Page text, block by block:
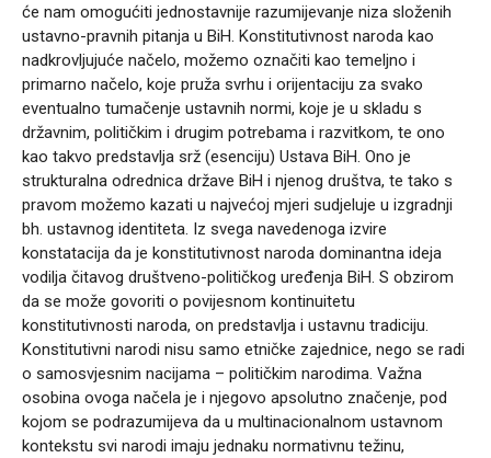
će nam omogućiti jednostavnije razumijevanje niza složenih
ustavno-pravnih pitanja u BiH. Konstitutivnost naroda kao
nadkrovljujuće načelo, možemo označiti kao temeljno i
primarno načelo, koje pruža svrhu i orijentaciju za svako
eventualno tumačenje ustavnih normi, koje je u skladu s
državnim, političkim i drugim potrebama i razvitkom, te ono
kao takvo predstavlja srž (esenciju) Ustava BiH. Ono je
strukturalna odrednica države BiH i njenog društva, te tako s
pravom možemo kazati u najvećoj mjeri sudjeluje u izgradnji
bh. ustavnog identiteta. Iz svega navedenoga izvire
konstatacija da je konstitutivnost naroda dominantna ideja
vodilja čitavog društveno-političkog uređenja BiH. S obzirom
da se može govoriti o povijesnom kontinuitetu
konstitutivnosti naroda, on predstavlja i ustavnu tradiciju.
Konstitutivni narodi nisu samo etničke zajednice, nego se radi
o samosvjesnim nacijama – političkim narodima. Važna
osobina ovoga načela je i njegovo apsolutno značenje, pod
kojom se podrazumijeva da u multinacionalnom ustavnom
kontekstu svi narodi imaju jednaku normativnu težinu,